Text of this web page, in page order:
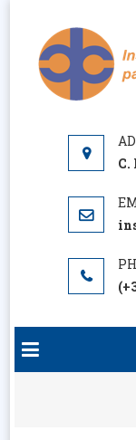
contenido
C.